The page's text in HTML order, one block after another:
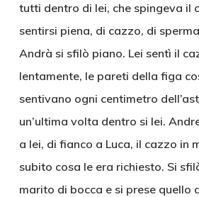
tutti dentro di lei, che spingeva il
sentirsi piena, di cazzo, di
Andrà si sfilò piano. Lei sentì il
lentamente, le pareti della figa
sentivano ogni centimetro
un’ultima volta dentro si lei.
a lei, di fianco a Luca, il cazzo in
subito cosa le era richiesto. Si
marito di bocca e si prese quello